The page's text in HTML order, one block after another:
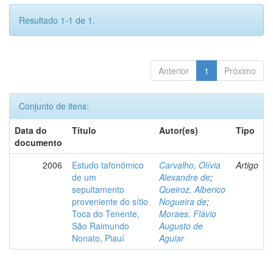
Resultado 1-1 de 1.
Anterior 1 Próximo
Conjunto de itens:
Data do
documento
Título Autor(es) Tipo
2006
Estudo tafonômico
de um
sepultamento
proveniente do sítio
Toca do Tenente,
São Raimundo
Nonato, Piauí
Carvalho, Olívia
Alexandre de;
Queiroz, Alberico
Nogueira de;
Moraes, Flávio
Augusto de
Aguiar
Artigo